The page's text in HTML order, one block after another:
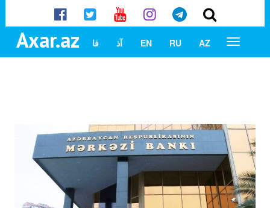
Axar.az AZ
RU
EN آذ فا